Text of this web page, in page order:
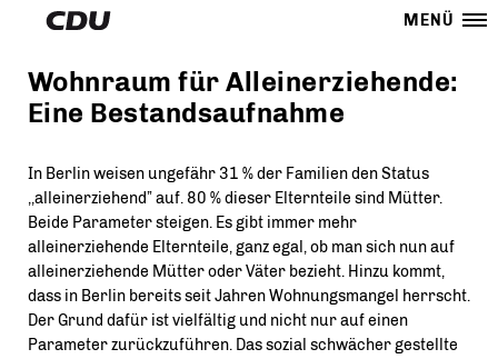
MENÜ
Wohnraum für Alleinerziehende:
Eine Bestandsaufnahme
In Berlin weisen ungefähr 31 % der Familien den Status
,,alleinerziehend” auf. 80 % dieser Elternteile sind Mütter.
Beide Parameter steigen. Es gibt immer mehr
alleinerziehende Elternteile, ganz egal, ob man sich nun auf
alleinerziehende Mütter oder Väter bezieht. Hinzu kommt,
dass in Berlin bereits seit Jahren Wohnungsmangel herrscht.
Der Grund dafür ist vielfältig und nicht nur auf einen
Parameter zurückzuführen. Das sozial schwächer gestellte